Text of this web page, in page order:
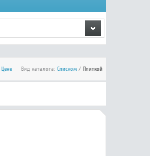
Цене Вид каталога: Списком/ Плиткой